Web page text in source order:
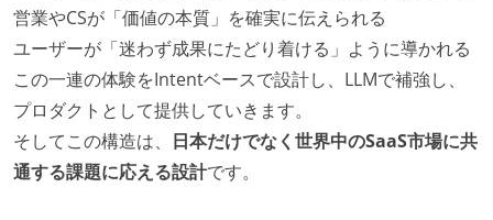
営業やCSが「価値の本質」を確実に伝えられる
ユーザーが「迷わず成果にたどり着ける」ように導かれる
この一連の体験をIntentベースで設計し、LLMで補強し、
プロダクトとして提供していきます。
そしてこの構造は、 日本だけでなく世界中のSaaS市場に共
通する課題に応える設計です。